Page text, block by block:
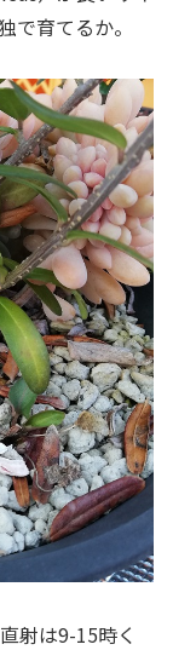
で育てるか。
射は9-15時く